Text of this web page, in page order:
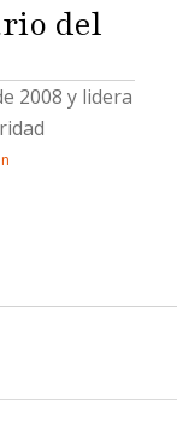
del
2008 y lidera